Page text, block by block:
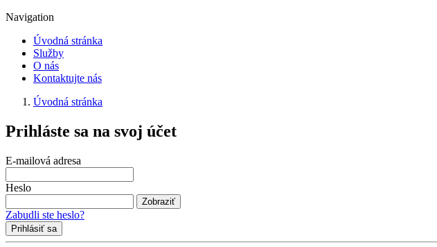
Navigation
Úvodná stránka
Služby
O nás
Kontaktujte nás
Úvodná stránka
Prihláste sa na svoj účet
E-mailová adresa
Heslo
Zobraziť
Zabudli ste heslo?
Prihlásiť sa